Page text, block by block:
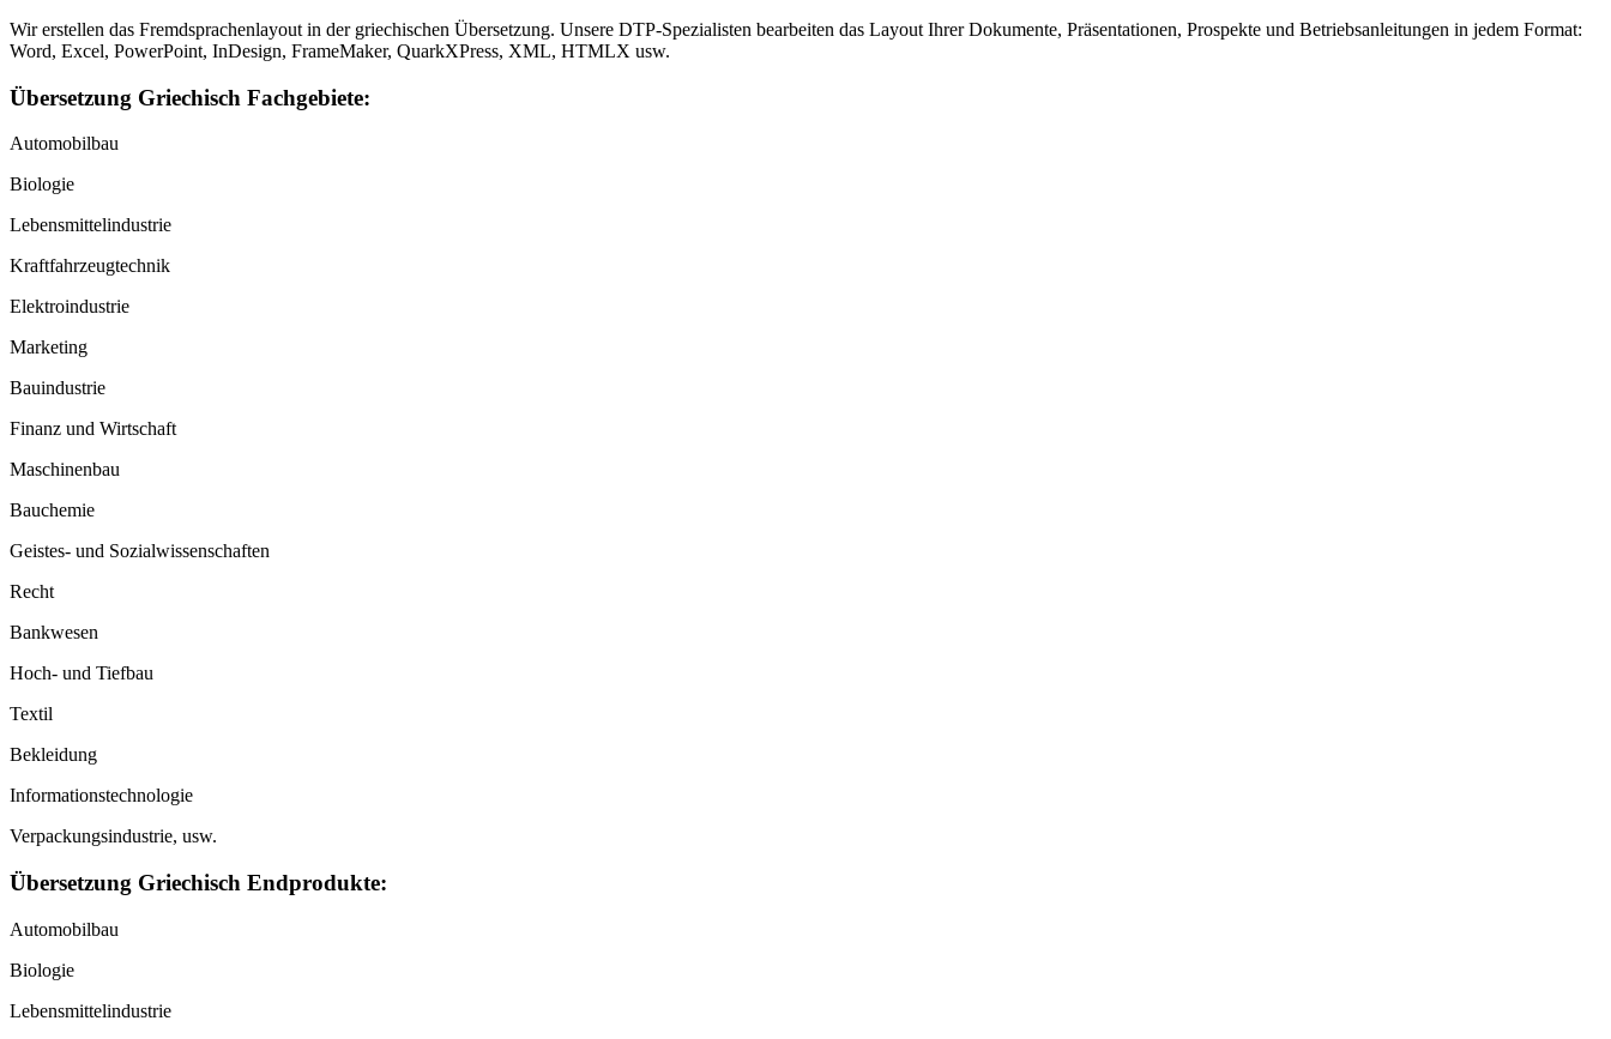
Wir erstellen das Fremdsprachenlayout in der griechischen Übersetzung. Unsere DTP-Spezialisten bearbeiten das Layout Ihrer Dokumente, Präsentationen, Prospekte und Betriebsanleitungen in jedem Format:
Word, Excel, PowerPoint, InDesign, FrameMaker, QuarkXPress, XML, HTMLX usw.
Übersetzung Griechisch Fachgebiete:
Automobilbau
Biologie
Lebensmittelindustrie
Kraftfahrzeugtechnik
Elektroindustrie
Marketing
Bauindustrie
Finanz und Wirtschaft
Maschinenbau
Bauchemie
Geistes- und Sozialwissenschaften
Recht
Bankwesen
Hoch- und Tiefbau
Textil
Bekleidung
Informationstechnologie
Verpackungsindustrie, usw.
Übersetzung Griechisch Endprodukte:
Automobilbau
Biologie
Lebensmittelindustrie